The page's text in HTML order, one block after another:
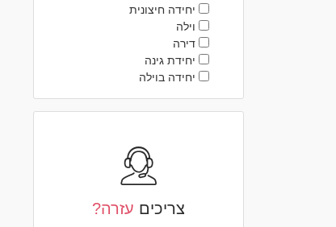
יחידה חיצונית
וילה
דירה
יחידת גינה
יחידה בוילה
צריכים עזרה?